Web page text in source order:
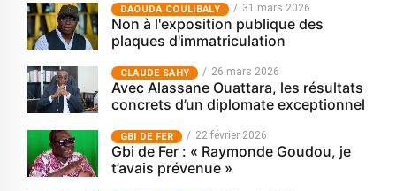
‎DAOUDA COULIBALY 31 mars 2026
Non à l'exposition publique des
plaques d'immatriculation
CLAUDE SAHY 26 mars 2026
Avec Alassane Ouattara, les résultats
concrets d’un diplomate exceptionnel
GBI DE FER 22 février 2026
Gbi de Fer : « Raymonde Goudou, je
t’avais prévenue »